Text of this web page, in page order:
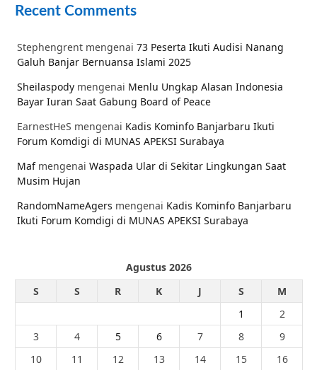
Recent Comments
Stephengrent mengenai 73 Peserta Ikuti Audisi Nanang
Galuh Banjar Bernuansa Islami 2025
Sheilaspody mengenai Menlu Ungkap Alasan Indonesia
Bayar Iuran Saat Gabung Board of Peace
EarnestHeS mengenai Kadis Kominfo Banjarbaru Ikuti
Forum Komdigi di MUNAS APEKSI Surabaya
Mafmengenai Waspada Ular di Sekitar Lingkungan Saat
Musim Hujan
RandomNameAgers mengenai Kadis Kominfo Banjarbaru
Ikuti Forum Komdigi di MUNAS APEKSI Surabaya
Agustus 2026
S
S R K J S
M
1
2
3
4 5 6 7 8
9
10
11 12 13 14 15 16